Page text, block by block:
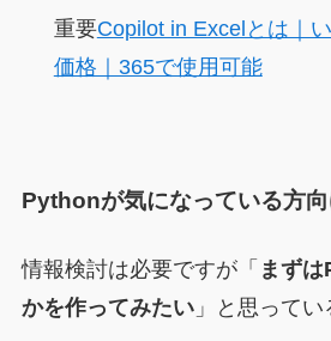
重要Copilot in Excelとは｜
価格｜365で使用可能
Pythonが気になっている方
情報検討は必要ですが「 まず
かを作ってみたい」と思ってい